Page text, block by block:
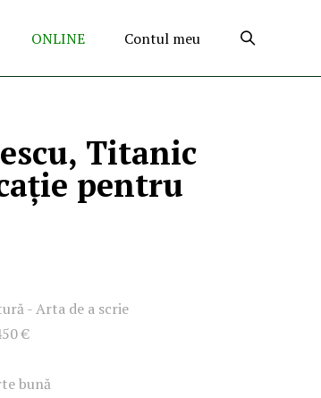
ONLINE Contul meu
Titanic
pentru
- Arta de a scrie
€
bună